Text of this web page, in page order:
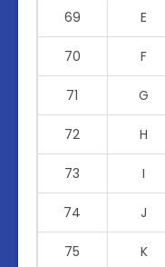
69 E
70 F
71 G
72 H
73 I
74 J
75 K